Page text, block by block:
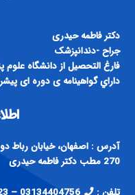
داراي گواهينامه ی دوره ای
تلفن : 03134404756 – 09138299023